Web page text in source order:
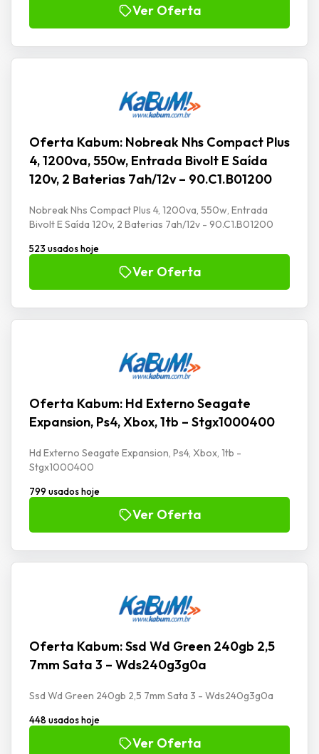
Ver Oferta
Oferta Kabum: Nobreak Nhs Compact Plus
4, 1200va, 550w, Entrada Bivolt E Saída
120v, 2 Baterias 7ah/12v – 90.C1.B01200
Nobreak Nhs Compact Plus 4, 1200va, 550w, Entrada
Bivolt E Saída 120v, 2 Baterias 7ah/12v - 90.C1.B01200
523 usados hoje
Ver Oferta
Oferta Kabum: Hd Externo Seagate
Expansion, Ps4, Xbox, 1tb – Stgx1000400
Hd Externo Seagate Expansion, Ps4, Xbox, 1tb -
Stgx1000400
799 usados hoje
Ver Oferta
Oferta Kabum: Ssd Wd Green 240gb 2,5
7mm Sata 3 – Wds240g3g0a
Ssd Wd Green 240gb 2,5 7mm Sata 3 - Wds240g3g0a
448 usados hoje
Ver Oferta